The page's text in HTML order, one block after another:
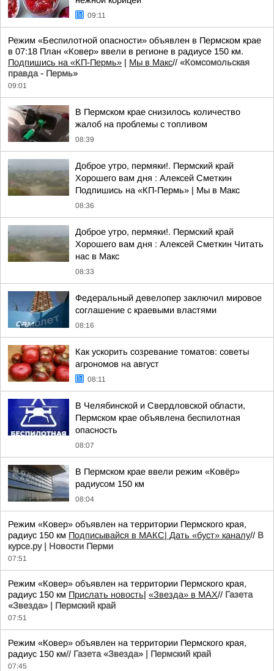
09:11
Режим «Беспилотной опасности» объявлен в Пермском крае
в 07:18 План «Ковер» ввели в регионе в радиусе 150 км.
Подпишись на «КП-Пермь» | Мы в Maкс// «Комсомольская
правда - Пермь»
09:01
В Пермском крае снизилось количество
жалоб на проблемы с топливом
08:39
Доброе утро, пермяки!. Пермский край
Хорошего вам дня : Алексей Сметкин
Подпишись на «КП-Пермь» | Мы в Maкс
08:36
Доброе утро, пермяки!. Пермский край
Хорошего вам дня : Алексей Сметкин Читать
нас в Макс
08:33
Федеральный девелопер заключил мировое
соглашение с краевыми властями
08:16
Как ускорить созревание томатов: советы
агрономов на август
08:11
В Челябинской и Свердловской области,
Пермском крае объявлена беспилотная
опасность
08:07
В Пермском крае ввели режим «Ковёр»
радиусом 150 км
08:04
Режим «Ковер» объявлен на территории Пермского края,
радиус 150 км Подписывайся в МАКС| Дать «буст» каналу// В
курсе.ру | Новости Перми
07:51
Режим «Ковер» объявлен на территории Пермского края,
радиус 150 км Прислать новость| «Звезда» в MAX// Газета
«Звезда» | Пермский край
07:51
Режим «Ковер» объявлен на территории Пермского края,
радиус 150 км// Газета «Звезда» | Пермский край
07:45